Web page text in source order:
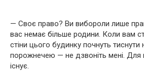
— Своє право? Ви вибороли лише
вас немає більше родини. Коли вам
стіни цього будинку почнуть
порожнечею — не дзвоніть мені. Для
існує.